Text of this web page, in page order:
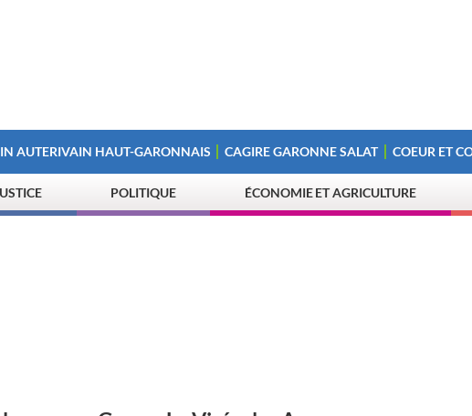
AUTERIVAIN HAUT-GARONNAIS CAGIRE GARONNE SALAT COEUR ET
POLITIQUE ÉCONOMIE ET AGRICULTURE